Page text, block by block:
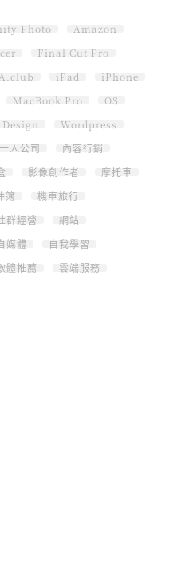
Photo
Amazon
Final Cut Pro
iPad
iPhone
MacBook Pro
OS
Wordpress
一人公司
內容行銷
影像創作者
摩托車
簿
機車旅行
群經營
網站
媒體
自我學習
體推薦
雲端服務